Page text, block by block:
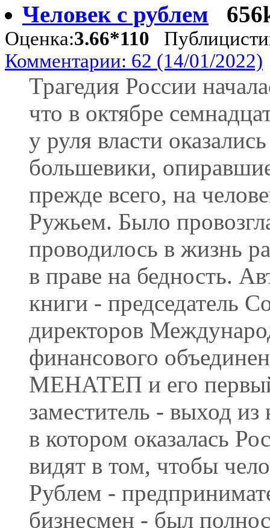
Человек с рублем
Оценка:3.66*110
Комментарии: 62 (14/01/2022)
Трагедия России
что в октябре
у руля власти оказались
большевики,
прежде всего, на
Ружьем. Было
проводилось в жизнь
в праве на бедность.
книги - председатель
директоров
финансового
МЕНАТЕП и его
заместитель - выход из
в котором оказалась
видят в том, чтобы
Рублем -
бизнесмен - был